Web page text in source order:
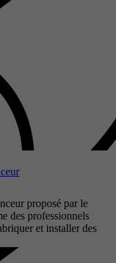
proposé par le
des professionnels
et installer des